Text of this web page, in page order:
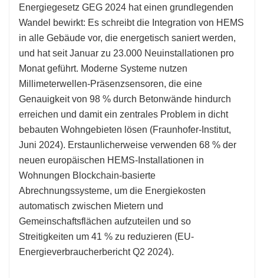
Energiegesetz GEG 2024 hat einen grundlegenden
Wandel bewirkt: Es schreibt die Integration von HEMS
in alle Gebäude vor, die energetisch saniert werden,
und hat seit Januar zu 23.000 Neuinstallationen pro
Monat geführt. Moderne Systeme nutzen
Millimeterwellen-Präsenzsensoren, die eine
Genauigkeit von 98 % durch Betonwände hindurch
erreichen und damit ein zentrales Problem in dicht
bebauten Wohngebieten lösen (Fraunhofer-Institut,
Juni 2024). Erstaunlicherweise verwenden 68 % der
neuen europäischen HEMS-Installationen in
Wohnungen Blockchain-basierte
Abrechnungssysteme, um die Energiekosten
automatisch zwischen Mietern und
Gemeinschaftsflächen aufzuteilen und so
Streitigkeiten um 41 % zu reduzieren (EU-
Energieverbraucherbericht Q2 2024).